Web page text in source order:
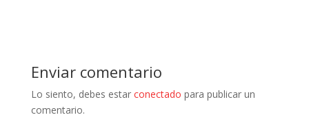
Enviar comentario
Lo siento, debes estar conectado para publicar un
comentario.